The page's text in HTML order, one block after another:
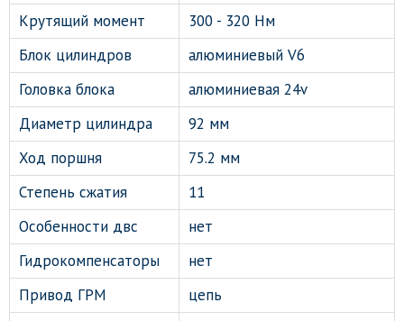
Крутящий момент
300 - 320 Нм
Блок цилиндров
алюминиевый V6
Головка блока
алюминиевая 24v
Диаметр цилиндра
92 мм
Ход поршня
75.2 мм
Степень сжатия
11
Особенности двс
нет
Гидрокомпенсаторы
нет
Привод ГРМ
цепь